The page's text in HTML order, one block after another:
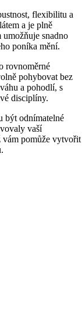
flexibilitu a
a je plně
umožňuje snadno
poníka mění.
rovnoměrné
pohybovat bez
a pohodlí, s
disciplíny.
být odnímatelné
vaší
pomůže vytvořit